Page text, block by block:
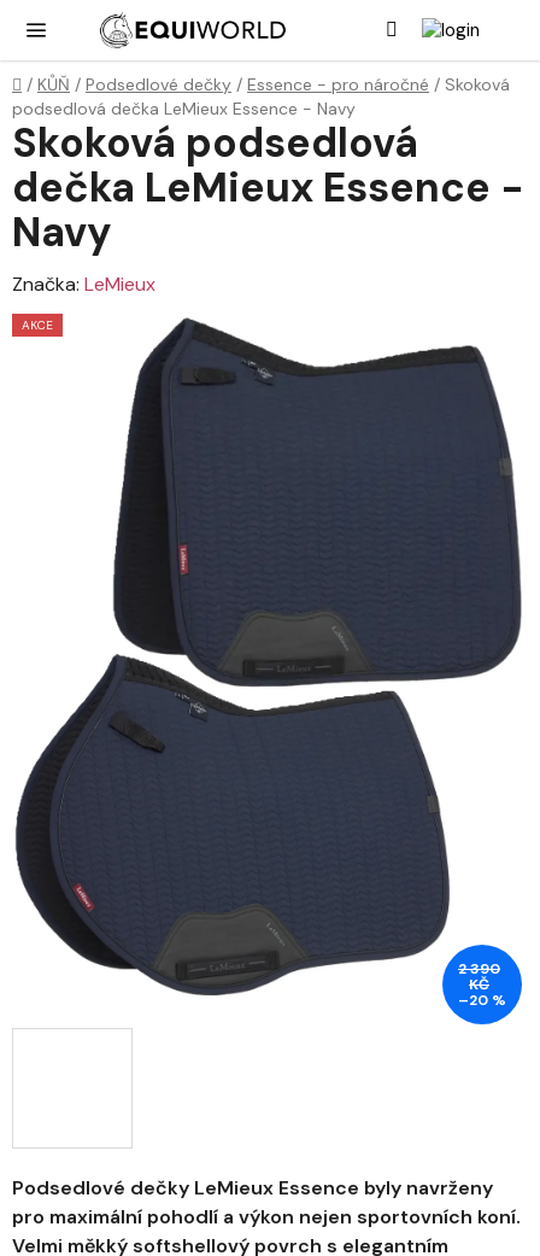
obsah
Domů
/ KŮŇ / Podsedlové dečky / Essence - pro náročné / Skoková
podsedlová dečka LeMieux Essence - Navy
Podsedlové dečky LeMieux Essence byly navrženy
pro maximální pohodlí a výkon nejen sportovních koní.
Velmi měkký softshellový povrch s elegantním
Skoková podsedlová
dečka LeMieux Essence -
Navy
Značka: LeMieux
AKCE
2 390
KČ
–20 %